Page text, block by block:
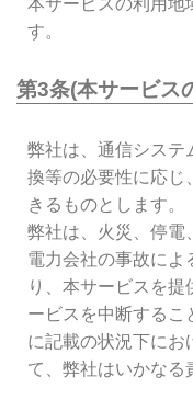
す。
第3条(本サービス
弊社は、通信システ
換等の必要性に応じ
きるものとします。
弊社は、火災、停電
電力会社の事故によ
り、本サービスを
ービスを中断するこ
に記載の状況下にお
て、弊社はいかなる